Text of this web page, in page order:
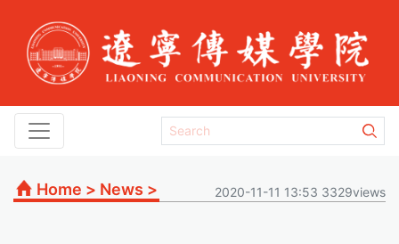
Home > News > 2020-11-11 13:53 3329views